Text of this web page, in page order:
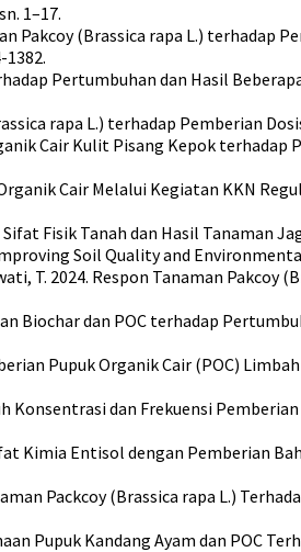
1–17.
Pakcoy (Brassica rapa L.) terhadap
Pertumbuhan dan Hasil
rapa L.) terhadap Pemberian
Cair Kulit Pisang Kepok
Cair Melalui Kegiatan KKN
Fisik Tanah dan Hasil Tanaman
Soil Quality and
T. 2024. Respon Tanaman
Biochar dan POC terhadap
Pupuk Organik Cair (POC)
Konsentrasi dan Frekuensi
Kimia Entisol dengan Pemberian
Packcoy (Brassica rapa L.)
Pupuk Kandang Ayam dan POC